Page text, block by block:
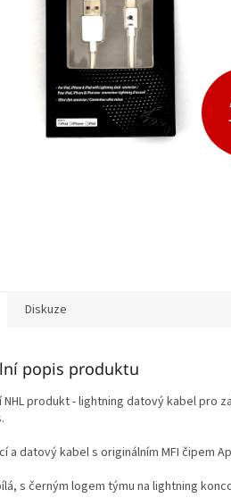
Diskuze
popis produktu
NHL produkt - lightning datový kabel pro
a datový kabel s originálním MFI čipem
s černým logem týmu na lightning